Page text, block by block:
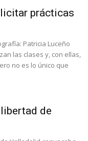
prácticas
Patricia Luceño
las clases y, con ellas,
no es lo único que
de